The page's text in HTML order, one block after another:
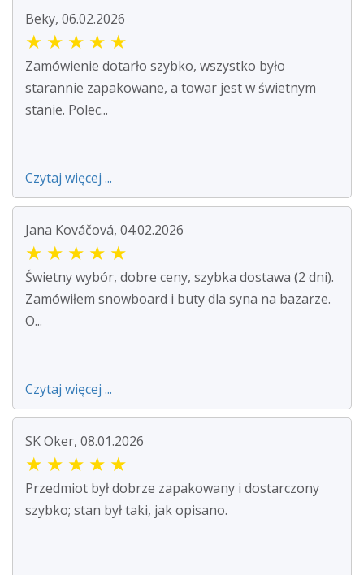
Beky, 06.02.2026
★ ★ ★ ★ ★
Zamówienie dotarło szybko, wszystko było
starannie zapakowane, a towar jest w świetnym
stanie. Polec...
Czytaj więcej ...
Jana Kováčová, 04.02.2026
★ ★ ★ ★ ★
Świetny wybór, dobre ceny, szybka dostawa (2 dni).
Zamówiłem snowboard i buty dla syna na bazarze.
O...
Czytaj więcej ...
SK Oker, 08.01.2026
★ ★ ★ ★ ★
Przedmiot był dobrze zapakowany i dostarczony
szybko; stan był taki, jak opisano.